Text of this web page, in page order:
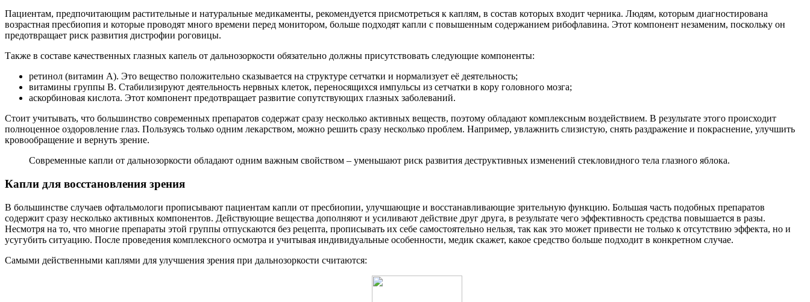
Пациентам, предпочитающим растительные и натуральные медикаменты, рекомендуется присмотреться к каплям, в состав которых входит черника. Людям, которым диагностирована
возрастная пресбиопия и которые проводят много времени перед монитором, больше подходят капли с повышенным содержанием рибофлавина. Этот компонент незаменим, поскольку он
предотвращает риск развития дистрофии роговицы.
Также в составе качественных глазных капель от дальнозоркости обязательно должны присутствовать следующие компоненты:
ретинол (витамин A). Это вещество положительно сказывается на структуре сетчатки и нормализует её деятельность;
витамины группы B. Стабилизируют деятельность нервных клеток, переносящихся импульсы из сетчатки в кору головного мозга;
аскорбиновая кислота. Этот компонент предотвращает развитие сопутствующих глазных заболеваний.
Стоит учитывать, что большинство современных препаратов содержат сразу несколько активных веществ, поэтому обладают комплексным воздействием. В результате этого происходит
полноценное оздоровление глаз. Пользуясь только одним лекарством, можно решить сразу несколько проблем. Например, увлажнить слизистую, снять раздражение и покраснение, улучшить
кровообращение и вернуть зрение.
Современные капли от дальнозоркости обладают одним важным свойством – уменьшают риск развития деструктивных изменений стекловидного тела глазного яблока.
Капли для восстановления зрения
В большинстве случаев офтальмологи прописывают пациентам капли от пресбиопии, улучшающие и восстанавливающие зрительную функцию. Большая часть подобных препаратов
содержит сразу несколько активных компонентов. Действующие вещества дополняют и усиливают действие друг друга, в результате чего эффективность средства повышается в разы.
Несмотря на то, что многие препараты этой группы отпускаются без рецепта, прописывать их себе самостоятельно нельзя, так как это может привести не только к отсутствию эффекта, но и
усугубить ситуацию. После проведения комплексного осмотра и учитывая индивидуальные особенности, медик скажет, какое средство больше подходит в конкретном случае.
Самыми действенными каплями для улучшения зрения при дальнозоркости считаются: